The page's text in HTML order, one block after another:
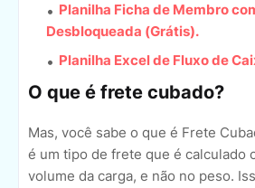
Planilha Ficha de Membro
Desbloqueada (Grátis).
Planilha Excel de Fluxo de
O que é frete cubado?
Mas, você sabe o que é Frete
é um tipo de frete que é calculado
volume da carga, e não no peso.